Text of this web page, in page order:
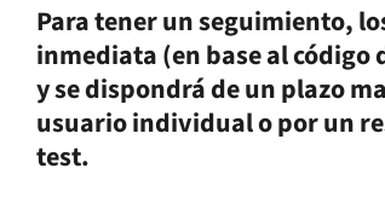
Para tener un seguimiento,
inmediata (en base al código
y se dispondrá de un plazo
usuario individual o por un
test.